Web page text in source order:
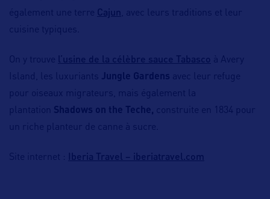
également une terre Cajun
, avec leurs traditions et leur
cuisine typiques.
On y trouve l’usine de la célèbre sauce Tabasco à Avery
Island, les luxuriants Jungle Gardens avec leur refuge
pour oiseaux migrateurs, mais également la
plantation Shadows on the Teche, construite en 1834 pour
un riche planteur de canne à sucre.
Site internet : Iberia Travel – iberiatravel.com